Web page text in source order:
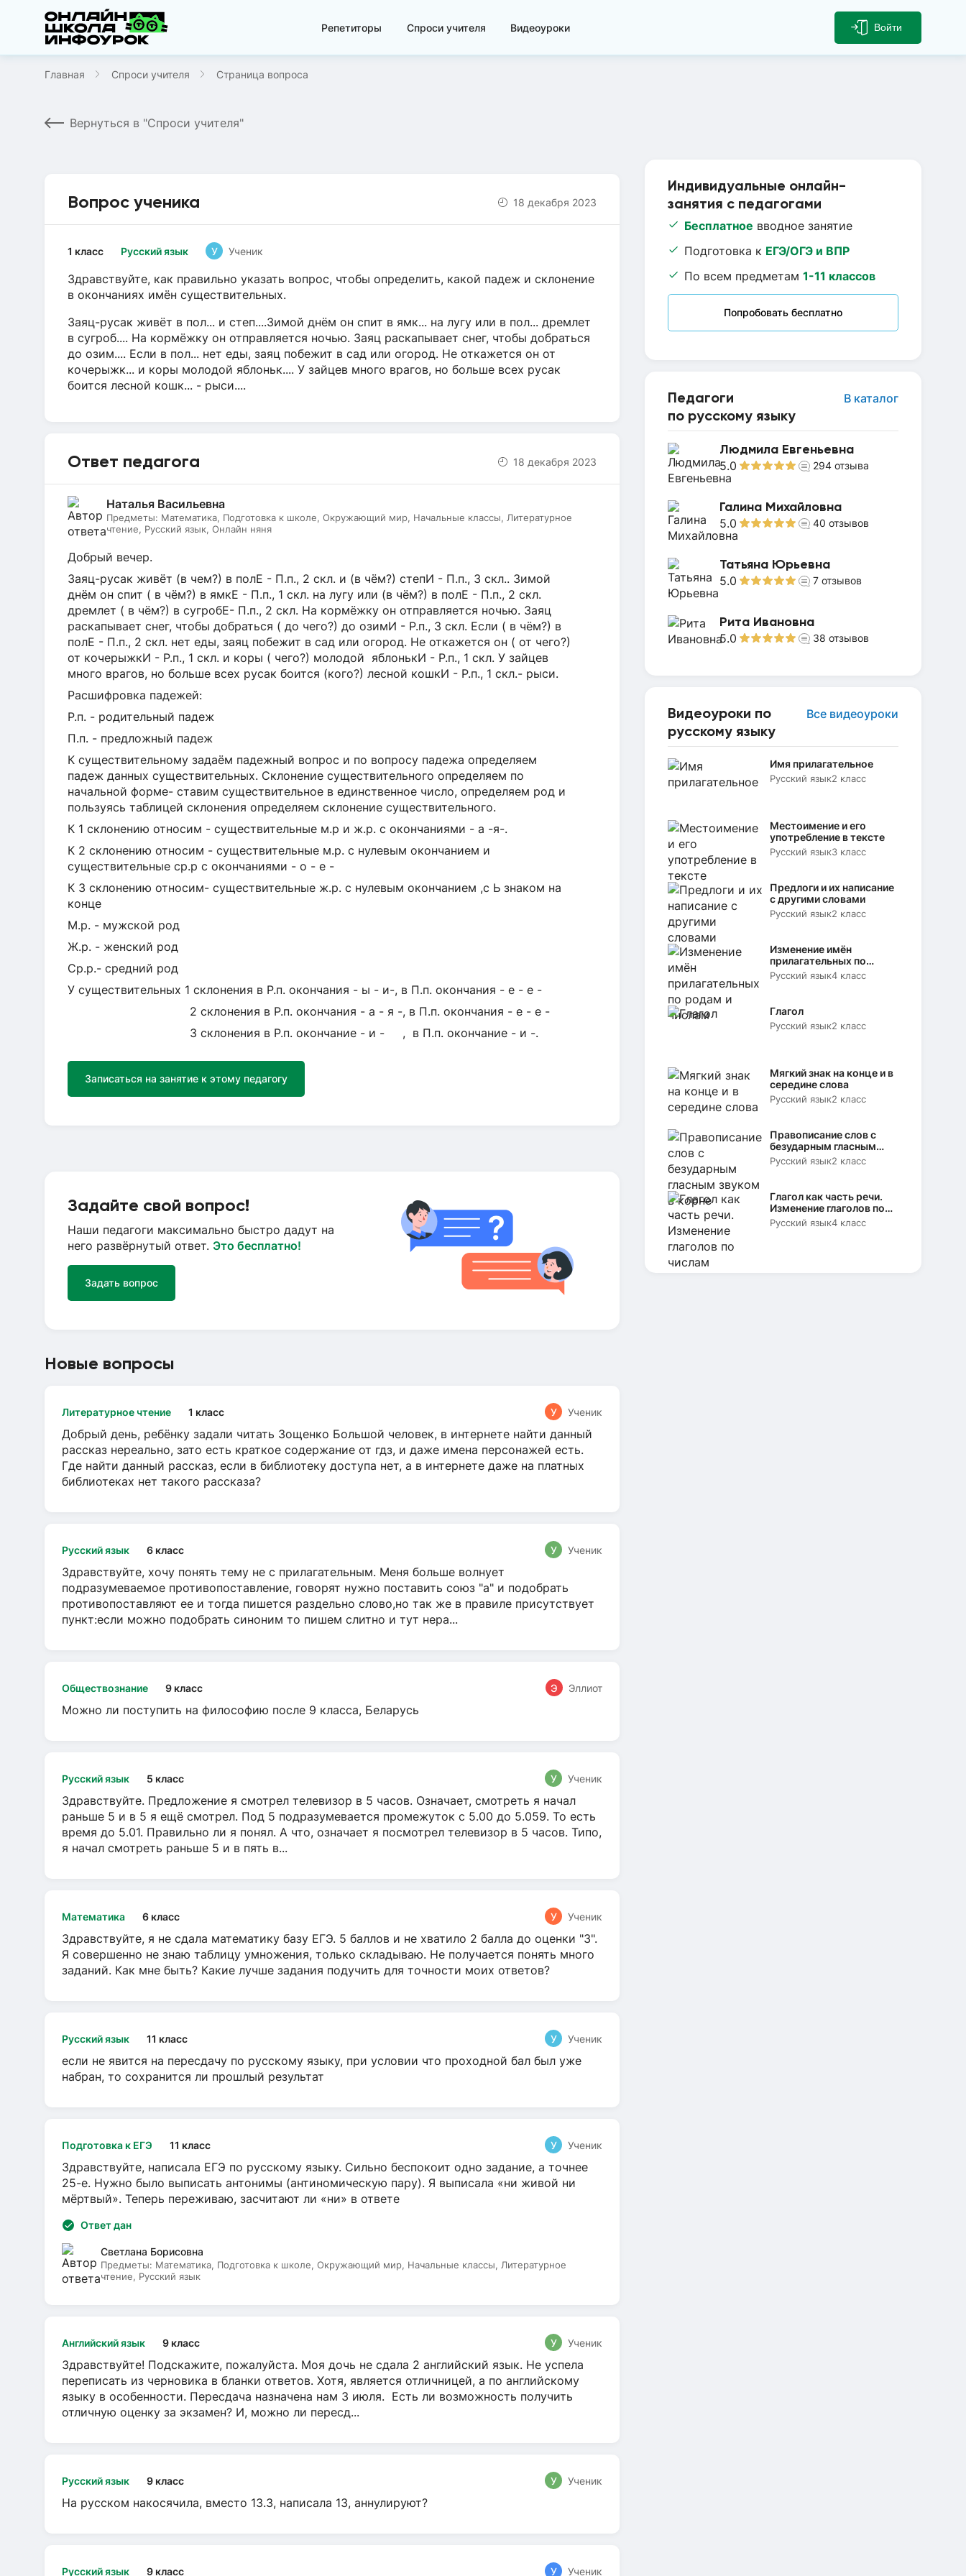
Репетиторы Спроси учителя Видеоуроки Войти
Главная Спроси учителя Страница вопроса
Вернуться в "Спроси учителя"
Индивидуальные онлайн-
занятия с педагогами
Бесплатное вводное занятие
Подготовка к ЕГЭ/ОГЭ и ВПР
По всем предметам 1-11 классов
Попробовать бесплатно
Педагоги
по русскому языку
В каталог
Людмила Евгеньевна
5.0 294 отзыва
Галина Михайловна
5.0 40 отзывов
Татьяна Юрьевна
5.0 7 отзывов
Рита Ивановна
5.0 38 отзывов
Видеоуроки по
русскому языку
Все видеоуроки
Имя прилагательное
Русский язык2 класс
Местоимение и его
употребление в тексте
Русский язык3 класс
Предлоги и их написание
с другими словами
Русский язык2 класс
Изменение имён
прилагательных по
родам и числам
Русский язык4 класс
Глагол
Русский язык2 класс
Мягкий знак на конце и в
середине слова
Русский язык2 класс
Правописание слов с
безударным гласным
звуком в корне
Русский язык2 класс
Глагол как часть речи.
Изменение глаголов по
числам
Русский язык4 класс
Вопрос ученика 18 декабря 2023
Русский язык
1 класс У Ученик
Здравствуйте, как правильно указать вопрос, чтобы определить, какой падеж и склонение
в окончаниях имён существительных.
Заяц-русак живёт в пол... и степ....Зимой днём он спит в ямк... на лугу или в пол... дремлет
в сугроб.... На кормёжку он отправляется ночью. Заяц раскапывает снег, чтобы добраться
до озим.... Если в пол... нет еды, заяц побежит в сад или огород. Не откажется он от
кочерыжк... и коры молодой яблоньк.... У зайцев много врагов, но больше всех русак
боится лесной кошк... - рыси....
Ответ педагога 18 декабря 2023
Наталья Васильевна
Предметы: Математика, Подготовка к школе, Окружающий мир, Начальные классы, Литературное
чтение, Русский язык, Онлайн няня
Добрый вечер.
Заяц-русак живёт (в чем?) в полЕ - П.п., 2 скл. и (в чём?) степИ - П.п., 3 скл.. Зимой
днём он спит ( в чём?) в ямкЕ - П.п., 1 скл. на лугу или (в чём?) в полЕ - П.п., 2 скл.
дремлет ( в чём?) в сугробЕ- П.п., 2 скл. На кормёжку он отправляется ночью. Заяц
раскапывает снег, чтобы добраться ( до чего?) до озимИ - Р.п., 3 скл. Если ( в чём?) в
полЕ - П.п., 2 скл. нет еды, заяц побежит в сад или огород. Не откажется он ( от чего?)
от кочерыжкИ - Р.п., 1 скл. и коры ( чего?) молодой яблонькИ - Р.п., 1 скл. У зайцев
много врагов, но больше всех русак боится (кого?) лесной кошкИ - Р.п., 1 скл.- рыси.
Расшифровка падежей:
Р.п. - родительный падеж
П.п. - предложный падеж
К существительному задаём падежный вопрос и по вопросу падежа определяем
падеж данных существительных. Склонение существительного определяем по
начальной форме- ставим существительное в единственное число, определяем род и
пользуясь таблицей склонения определяем склонение существительного.
К 1 склонению относим - существительные м.р и ж.р. с окончаниями - а -я-.
К 2 склонению относим - существительные м.р. с нулевым окончанием и
существительные ср.р с окончаниями - о - е -
К 3 склонению относим- существительные ж.р. с нулевым окончанием ,с Ь знаком на
конце
М.р. - мужской род
Ж.р. - женский род
Ср.р.- средний род
У существительных 1 склонения в Р.п. окончания - ы - и-, в П.п. окончания - е - е -
2 склонения в Р.п. окончания - а - я -, в П.п. окончания - е - е -
3 склонения в Р.п. окончание - и - , в П.п. окончание - и -.
Записаться на занятие к этому педагогу
Задайте свой вопрос!
Наши педагоги максимально быстро дадут на
него развёрнутый ответ. Это бесплатно!
Задать вопрос
Новые вопросы
Литературное чтение 1 класс У Ученик
Добрый день, ребёнку задали читать Зощенко Большой человек, в интернете найти данный
рассказ нереально, зато есть краткое содержание от гдз, и даже имена персонажей есть.
Где найти данный рассказ, если в библиотеку доступа нет, а в интернете даже на платных
библиотеках нет такого рассказа?
Русский язык 6 класс У Ученик
Здравствуйте, хочу понять тему не с прилагательным. Меня больше волнует
подразумеваемое противопоставление, говорят нужно поставить союз "а" и подобрать
противопоставляют ее и тогда пишется раздельно слово,но так же в правиле присутствует
пункт:если можно подобрать синоним то пишем слитно и тут нера...
Обществознание 9 класс Э Эллиот
Можно ли поступить на философию после 9 класса, Беларусь
Русский язык 5 класс У Ученик
Здравствуйте. Предложение я смотрел телевизор в 5 часов. Означает, смотреть я начал
раньше 5 и в 5 я ещё смотрел. Под 5 подразумевается промежуток с 5.00 до 5.059. То есть
время до 5.01. Правильно ли я понял. А что, означает я посмотрел телевизор в 5 часов. Типо,
я начал смотреть раньше 5 и в пять в...
Математика 6 класс У Ученик
Здравствуйте, я не сдала математику базу ЕГЭ. 5 баллов и не хватило 2 балла до оценки "3".
Я совершенно не знаю таблицу умножения, только складываю. Не получается понять много
заданий. Как мне быть? Какие лучше задания подучить для точности моих ответов?
Русский язык 11 класс У Ученик
если не явится на пересдачу по русскому языку, при условии что проходной бал был уже
набран, то сохранится ли прошлый результат
Подготовка к ЕГЭ 11 класс У Ученик
Здравствуйте, написала ЕГЭ по русскому языку. Сильно беспокоит одно задание, а точнее
25-е. Нужно было выписать антонимы (антиномическую пару). Я выписала «ни живой ни
мёртвый». Теперь переживаю, засчитают ли «ни» в ответе
Ответ дан
Светлана Борисовна
Предметы: Математика, Подготовка к школе, Окружающий мир, Начальные классы, Литературное
чтение, Русский язык
Английский язык 9 класс У Ученик
Здравствуйте! Подскажите, пожалуйста. Моя дочь не сдала 2 английский язык. Не успела
переписать из черновика в бланки ответов. Хотя, является отличницей, а по английскому
языку в особенности. Пересдача назначена нам 3 июля. Есть ли возможность получить
отличную оценку за экзамен? И, можно ли пересд...
Русский язык 9 класс У Ученик
На русском накосячила, вместо 13.3, написала 13, аннулируют?
Русский язык 9 класс У Ученик